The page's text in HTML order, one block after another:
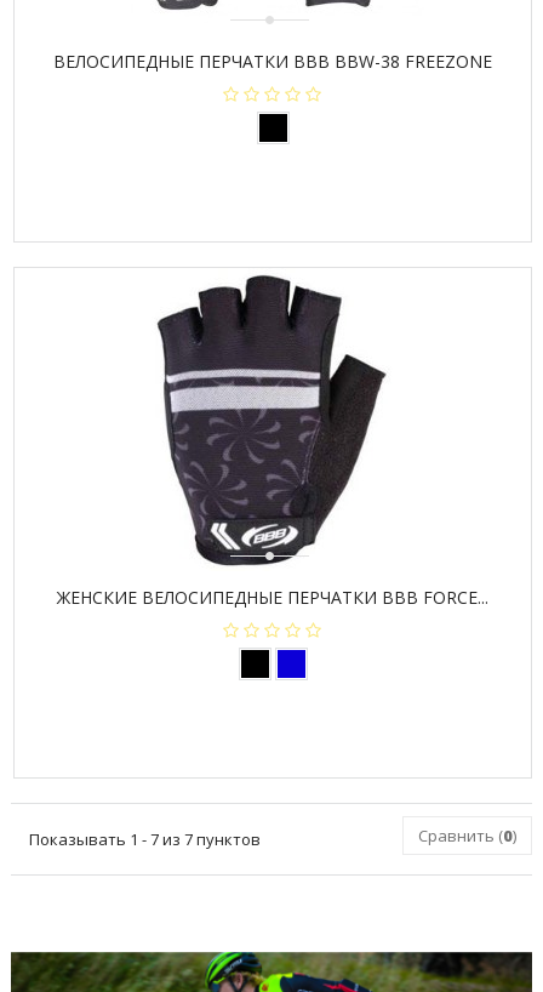
ВЕЛОСИПЕДНЫЕ ПЕРЧАТКИ BBB BBW-38 FREEZONE
ЖЕНСКИЕ ВЕЛОСИПЕДНЫЕ ПЕРЧАТКИ BBB FORCE...
Показывать 1 - 7 из 7 пунктов Сравнить (0)